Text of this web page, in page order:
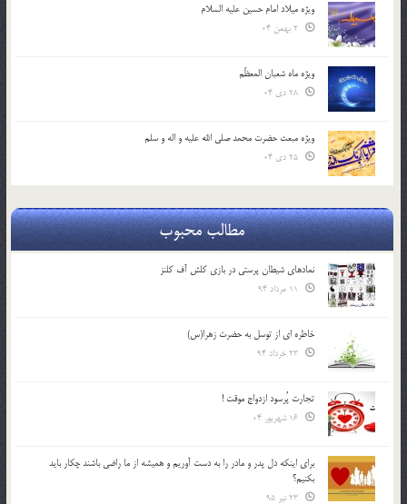
ویژه میلاد امام حسین علیه السلام
ویژه ماه شعبان المعظّم
ویژه مبعث حضرت محمد صلی الله علیه و اله و سلم
مطالب محبوب
نمادهای شیطان پرستی در بازی کلش آف کلنز
خاطره ای از توسل به حضرت زهرا(س)
تجارت پُرسود ازدواج موقت !
براي اينكه دل پدر و مادر را به دست آوريم و هميشه از ما راضي باشند چكار بايد
بكنيم؟